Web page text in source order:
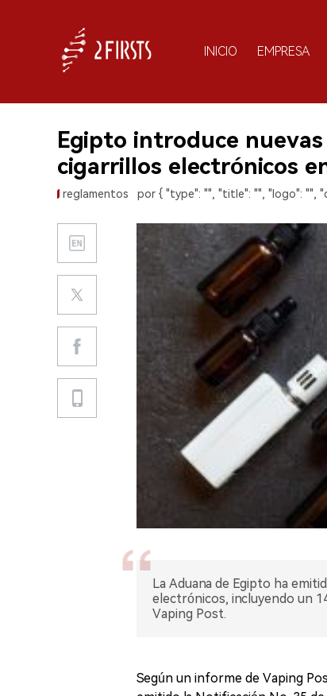
INICIO EMPRESA
Egipto introduce
cigarrillos electrónicos
reglamentos por { "type": "", "title": "", "logo": "",
La Aduana de Egipto ha
electrónicos, incluyendo un
Vaping Post.
Según un informe de Vaping